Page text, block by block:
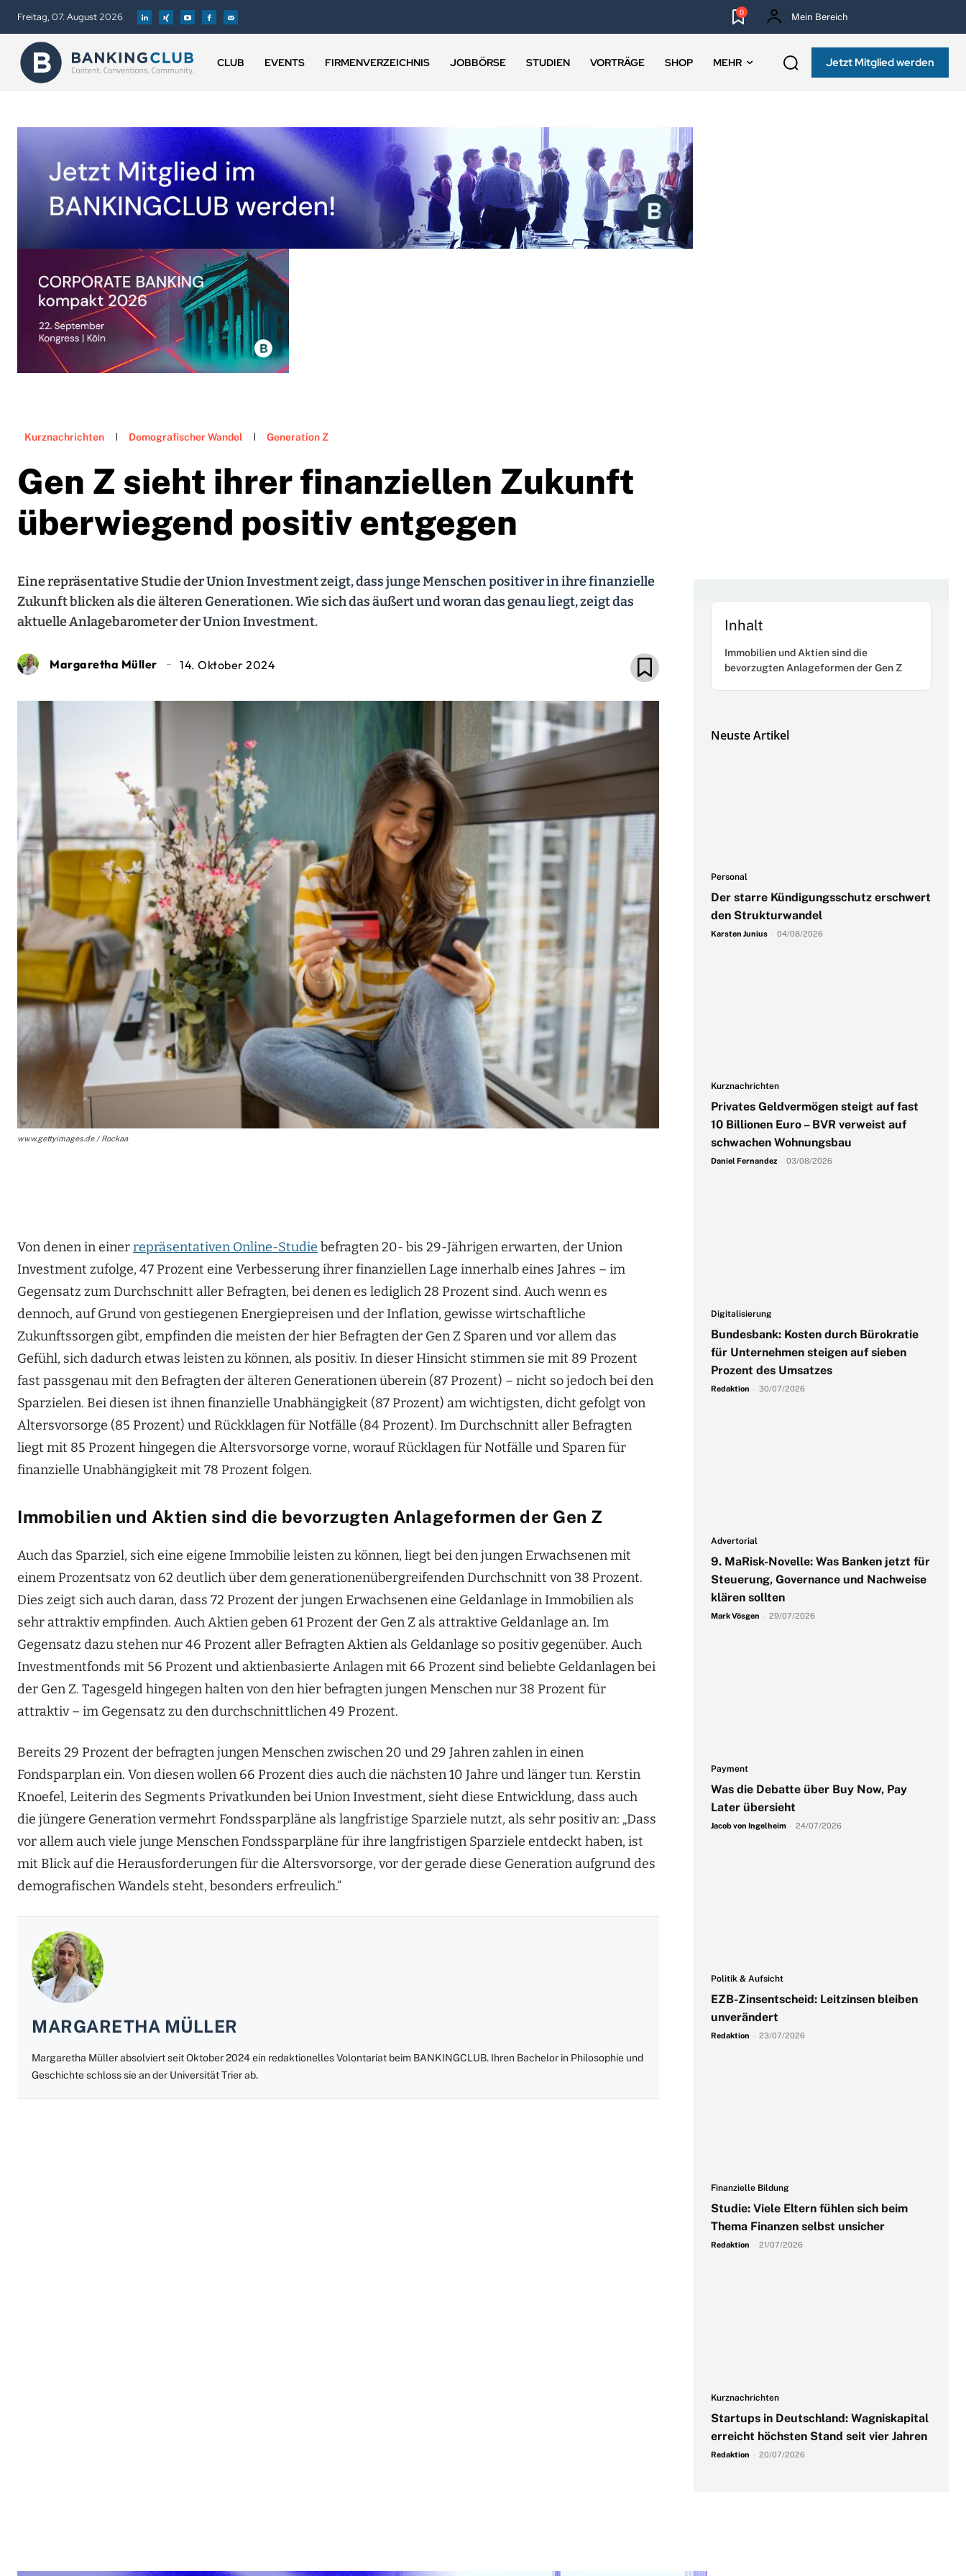
Freitag, 07. August 2026 0 Mein Bereich
CLUB EVENTS FIRMENVERZEICHNIS JOBBÖRSE STUDIEN VORTRÄGE SHOP MEHR Jetzt Mitglied werden
Kurznachrichten Demografischer Wandel Generation Z
Gen Z sieht ihrer finanziellen Zukunft
überwiegend positiv entgegen
Eine repräsentative Studie der Union Investment zeigt, dass junge Menschen positiver in ihre finanzielle
Zukunft blicken als die älteren Generationen. Wie sich das äußert und woran das genau liegt, zeigt das
aktuelle Anlagebarometer der Union Investment.
Margaretha Müller 14. Oktober 2024
www.gettyimages.de / Rockaa
Von denen in einerrepräsentativen Online-Studie befragten 20- bis 29-Jährigen erwarten, der Union
Investment zufolge, 47 Prozent eine Verbesserung ihrer finanziellen Lage innerhalb eines Jahres – im
Gegensatz zum Durchschnitt aller Befragten, bei denen es lediglich 28 Prozent sind. Auch wenn es
dennoch, auf Grund von gestiegenen Energiepreisen und der Inflation, gewisse wirtschaftliche
Zukunftssorgen gibt, empfinden die meisten der hier Befragten der Gen Z Sparen und vor allem das
Gefühl, sich dadurch etwas leisten zu können, als positiv. In dieser Hinsicht stimmen sie mit 89 Prozent
fast passgenau mit den Befragten der älteren Generationen überein (87 Prozent) – nicht so jedoch bei den
Sparzielen. Bei diesen ist ihnen finanzielle Unabhängigkeit (87 Prozent) am wichtigsten, dicht gefolgt von
Altersvorsorge (85 Prozent) und Rückklagen für Notfälle (84 Prozent). Im Durchschnitt aller Befragten
liegt mit 85 Prozent hingegen die Altersvorsorge vorne, worauf Rücklagen für Notfälle und Sparen für
finanzielle Unabhängigkeit mit 78 Prozent folgen.
Immobilien und Aktien sind die bevorzugten Anlageformen der Gen Z
Auch das Sparziel, sich eine eigene Immobilie leisten zu können, liegt bei den jungen Erwachsenen mit
einem Prozentsatz von 62 deutlich über dem generationenübergreifenden Durchschnitt von 38 Prozent.
Dies zeigt sich auch daran, dass 72 Prozent der jungen Erwachsenen eine Geldanlage in Immobilien als
sehr attraktiv empfinden. Auch Aktien geben 61 Prozent der Gen Z als attraktive Geldanlage an. Im
Gegensatz dazu stehen nur 46 Prozent aller Befragten Aktien als Geldanlage so positiv gegenüber. Auch
Investmentfonds mit 56 Prozent und aktienbasierte Anlagen mit 66 Prozent sind beliebte Geldanlagen bei
der Gen Z. Tagesgeld hingegen halten von den hier befragten jungen Menschen nur 38 Prozent für
attraktiv – im Gegensatz zu den durchschnittlichen 49 Prozent.
Bereits 29 Prozent der befragten jungen Menschen zwischen 20 und 29 Jahren zahlen in einen
Fondsparplan ein. Von diesen wollen 66 Prozent dies auch die nächsten 10 Jahre und länger tun. Kerstin
Knoefel, Leiterin des Segments Privatkunden bei Union Investment, sieht diese Entwicklung, dass auch
die jüngere Generation vermehrt Fondssparpläne als langfristige Sparziele nutzt, als sehr positiv an: „Dass
vor allem auch viele junge Menschen Fondssparpläne für ihre langfristigen Sparziele entdeckt haben, ist
mit Blick auf die Herausforderungen für die Altersvorsorge, vor der gerade diese Generation aufgrund des
demografischen Wandels steht, besonders erfreulich.“
MARGARETHA MÜLLER
Margaretha Müller absolviert seit Oktober 2024 ein redaktionelles Volontariat beim BANKINGCLUB. Ihren Bachelor in Philosophie und
Geschichte schloss sie an der Universität Trier ab.
Inhalt
Immobilien und Aktien sind die
bevorzugten Anlageformen der Gen Z
Neuste Artikel
Personal
Der starre Kündigungsschutz erschwert
den Strukturwandel
Karsten Junius 04/08/2026
Kurznachrichten
Privates Geldvermögen steigt auf fast
10 Billionen Euro – BVR verweist auf
schwachen Wohnungsbau
Daniel Fernandez 03/08/2026
Digitalisierung
Bundesbank: Kosten durch Bürokratie
für Unternehmen steigen auf sieben
Prozent des Umsatzes
Redaktion 30/07/2026
Advertorial
9. MaRisk-Novelle: Was Banken jetzt für
Steuerung, Governance und Nachweise
klären sollten
Mark Vösgen 29/07/2026
Payment
Was die Debatte über Buy Now, Pay
Later übersieht
Jacob von Ingelheim 24/07/2026
Politik & Aufsicht
EZB-Zinsentscheid: Leitzinsen bleiben
unverändert
Redaktion 23/07/2026
Finanzielle Bildung
Studie: Viele Eltern fühlen sich beim
Thema Finanzen selbst unsicher
Redaktion 21/07/2026
Kurznachrichten
Startups in Deutschland: Wagniskapital
erreicht höchsten Stand seit vier Jahren
Redaktion 20/07/2026